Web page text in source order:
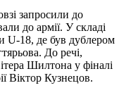
запросили до
до армії. У складі
U-18, де був дублером
До речі,
Шилтона у фіналі
Віктор Кузнецов.